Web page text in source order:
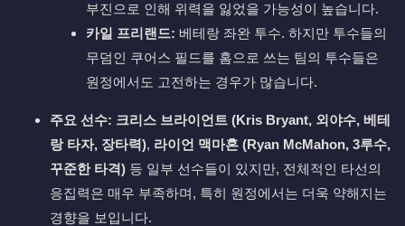
부진으로 인해 위력을 잃었을 가능성이 높습니다.
카일 프리랜드: 베테랑 좌완 투수. 하지만 투수들의
무덤인 쿠어스 필드를 홈으로 쓰는 팀의 투수들은
원정에서도 고전하는 경우가 많습니다.
주요 선수: 크리스 브라이언트 (Kris Bryant, 외야수, 베테
랑 타자, 장타력), 라이언 맥마혼 (Ryan McMahon, 3루수,
꾸준한 타격) 등 일부 선수들이 있지만, 전체적인 타선의
응집력은 매우 부족하며, 특히 원정에서는 더욱 약해지는
경향을 보입니다.